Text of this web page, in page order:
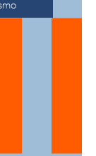
de
manejar